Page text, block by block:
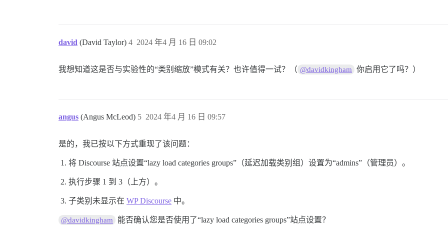
david (David Taylor) 2024 年4 月 16 日 09:02
4
我想知道这是否与实验性的“类别缩放”模式有关？也许值得一试？（ @davidkingham 你启用它了吗？）
angus (Angus McLeod) 2024 年4 月 16 日 09:57
5
是的，我已按以下方式重现了该问题：
将 Discourse 站点设置“lazy load categories groups”（延迟加载类别组）设置为“admins”（管理员）。
执行步骤 1 到 3（上方）。
子类别未显示在 WP Discourse 中。
@davidkingham 能否确认您是否使用了“lazy load categories groups”站点设置？